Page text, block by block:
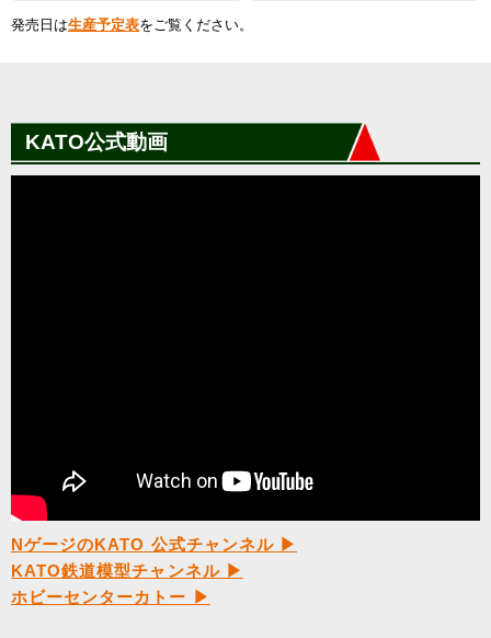
発売日は生産予定表をご覧ください。
KATO公式動画
NゲージのKATO 公式チャンネル ▶
KATO鉄道模型チャンネル ▶
ホビーセンターカトー ▶